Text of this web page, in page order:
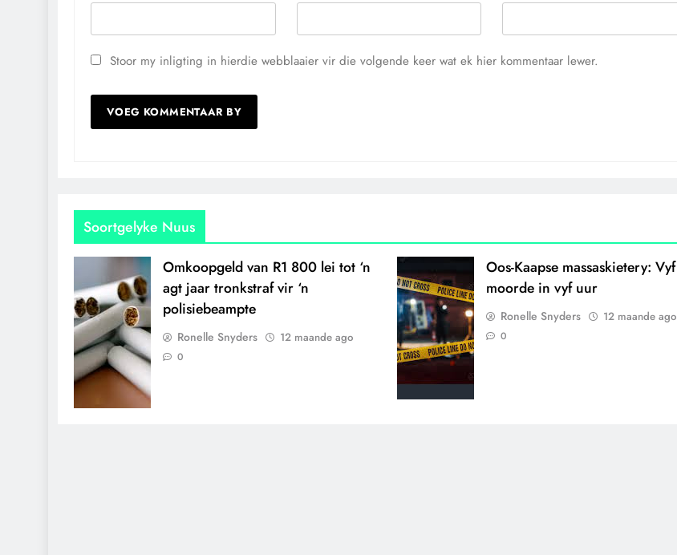
Stoor my inligting in hierdie webblaaier vir die volgende keer wat ek hier kommentaar lewer.
Soortgelyke Nuus
Omkoopgeld van R1 800 lei tot ‘n
agt jaar tronkstraf vir ‘n
polisiebeampte
Ronelle Snyders 12 maande ago
0
Oos-Kaapse massaskietery: Vyf
moorde in vyf uur
Ronelle Snyders 12 maande ago
0